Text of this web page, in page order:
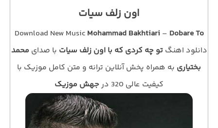
اون زلف سیات
Download New Music Mohammad Bakhtiari – Dobare To
دانلود اهنگتو چه کردی که با اون زلف سیات با صدایمحمد
بختیاری به همراه پخش آنلاین ترانه و متن کامل موزیک با
کیفیت عالی 320 در
جهش موزیک